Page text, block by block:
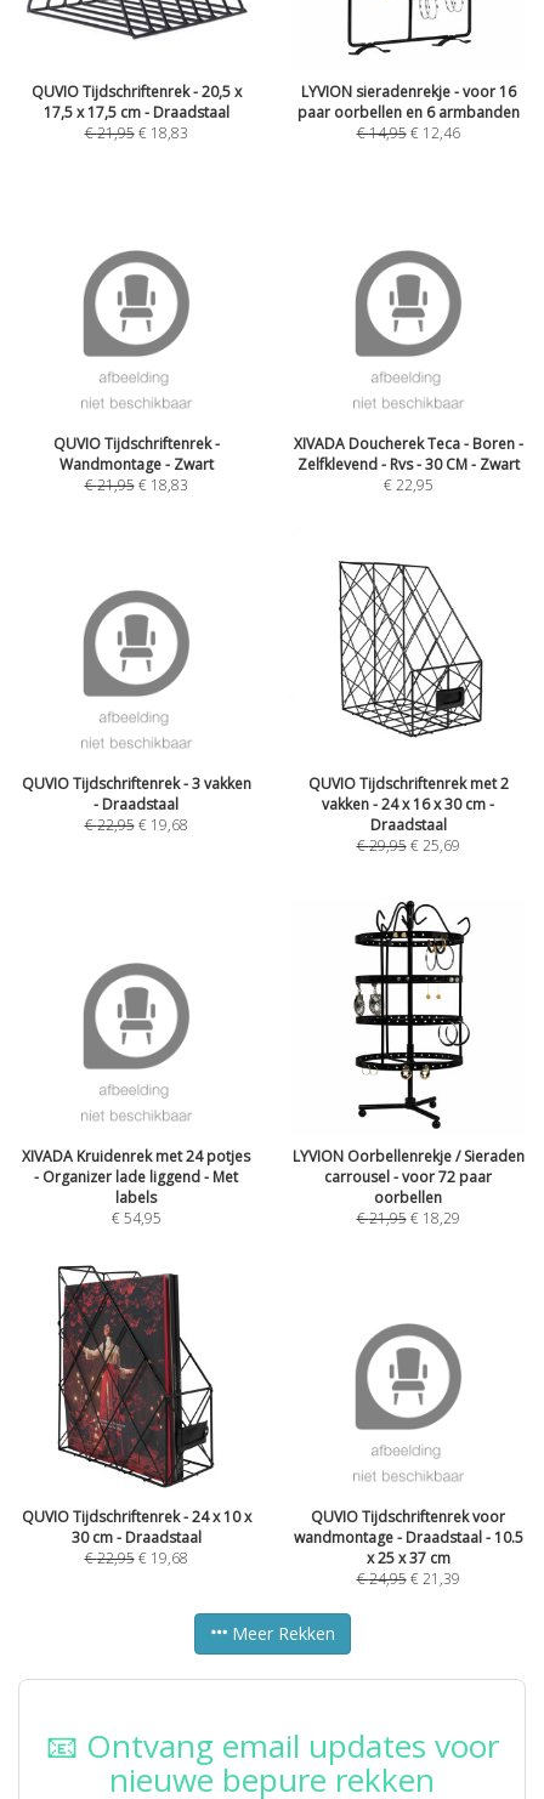
QUVIO Tijdschriftenrek - 20,5 x
17,5 x 17,5 cm - Draadstaal
€21,95 € 18,83
LYVION sieradenrekje - voor 16
paar oorbellen en 6 armbanden
€14,95 € 12,46
QUVIO Tijdschriftenrek -
Wandmontage - Zwart
€21,95 € 18,83
XIVADA Doucherek Teca - Boren -
Zelfklevend - Rvs - 30 CM - Zwart
€22,95
QUVIO Tijdschriftenrek - 3 vakken
- Draadstaal
€22,95 € 19,68
QUVIO Tijdschriftenrek met 2
vakken - 24 x 16 x 30 cm -
Draadstaal
€29,95 €25,69
XIVADA Kruidenrek met 24 potjes
- Organizer lade liggend - Met
labels
€54,95
LYVION Oorbellenrekje / Sieraden
carrousel - voor 72 paar
oorbellen
€21,95 € 18,29
QUVIO Tijdschriftenrek - 24 x 10 x
30 cm - Draadstaal
€22,95 € 19,68
QUVIO Tijdschriftenrek voor
wandmontage - Draadstaal - 10.5
x 25 x 37 cm
€24,95 €21,39
Meer Rekken
📧 Ontvang email updates voor
nieuwe bepure rekken